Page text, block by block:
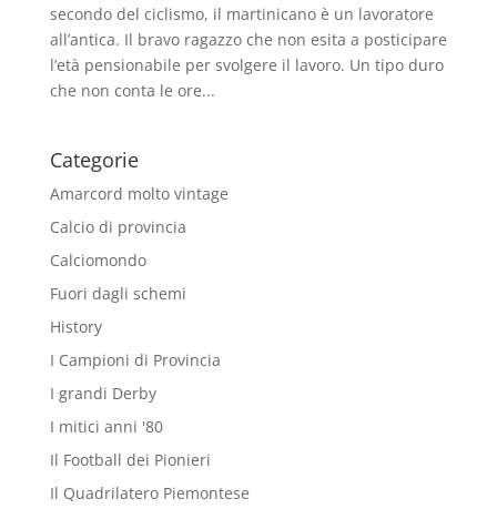
secondo del ciclismo, il martinicano è un lavoratore
all’antica. Il bravo ragazzo che non esita a posticipare
l’età pensionabile per svolgere il lavoro. Un tipo duro
che non conta le ore...
Categorie
Amarcord molto vintage
Calcio di provincia
Calciomondo
Fuori dagli schemi
History
I Campioni di Provincia
I grandi Derby
I mitici anni '80
Il Football dei Pionieri
Il Quadrilatero Piemontese